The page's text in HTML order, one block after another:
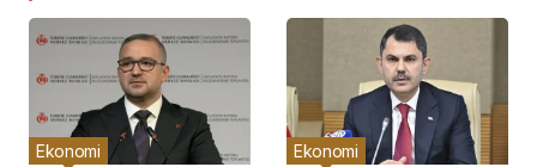
Ekonomi Ekonomi